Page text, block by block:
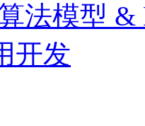
法模型 &
开发